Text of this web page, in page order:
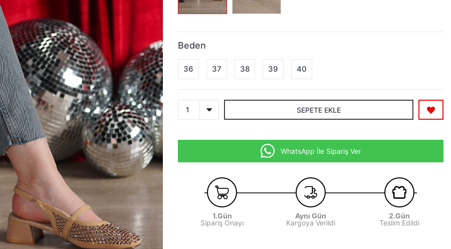
Beden
36 37 38 39 40
SEPETE EKLE
WhatsApp İle Sipariş Ver
1.Gün
Sipariş Onayı
Aynı Gün
Kargoya Verildi
2.Gün
Teslim Edildi